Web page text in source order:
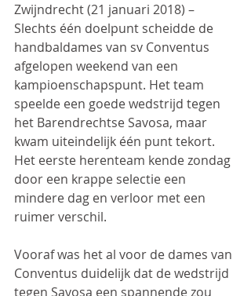
Zwijndrecht (21 januari 2018) –
Slechts één doelpunt scheidde de
handbaldames van sv Conventus
afgelopen weekend van een
kampioenschapspunt. Het team
speelde een goede wedstrijd tegen
het Barendrechtse Savosa, maar
kwam uiteindelijk één punt tekort.
Het eerste herenteam kende zondag
door een krappe selectie een
mindere dag en verloor met een
ruimer verschil.
Vooraf was het al voor de dames van
Conventus duidelijk dat de wedstrijd
tegen Savosa een spannende zou